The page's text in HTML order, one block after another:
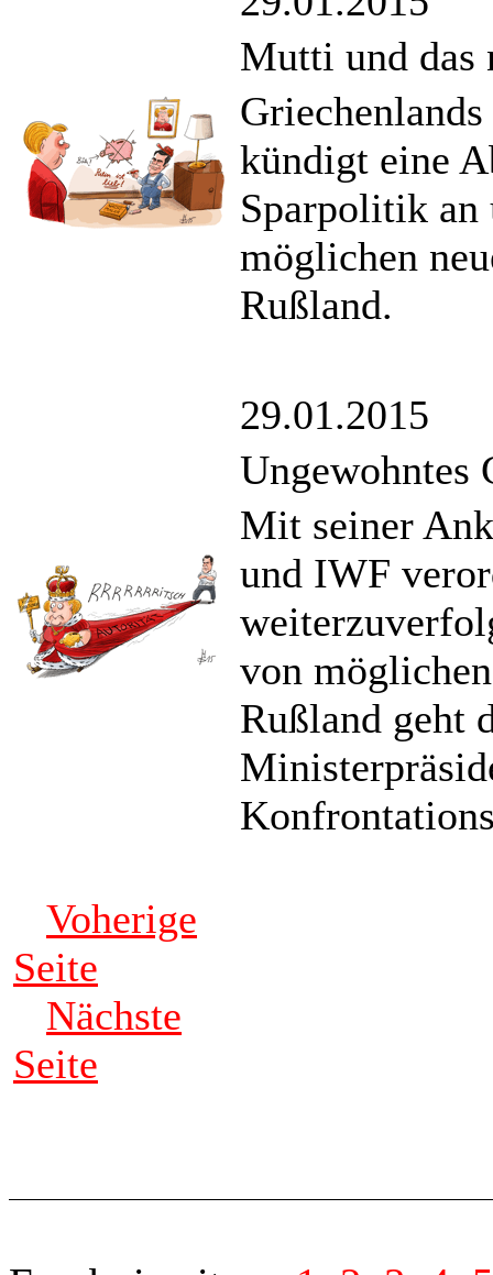
Mutti und das
kündigt eine
Sparpolitik an
möglichen
Rußland.
29.01.2015
Ungewohntes
Mit seiner
und IWF
von
Rußland geht
Voherige
Seite
Nächste
Seite